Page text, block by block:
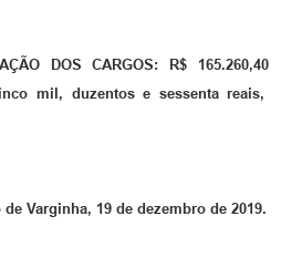
DOS CARGOS: R$ 165.260,40
mil, duzentos e sessentareais,
de Varginha, 1 9 de dezembro de 2019.